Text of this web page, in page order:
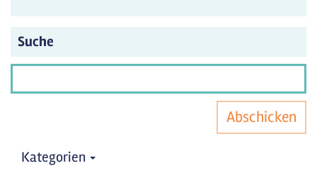
Suche
Abschicken
Kategorien